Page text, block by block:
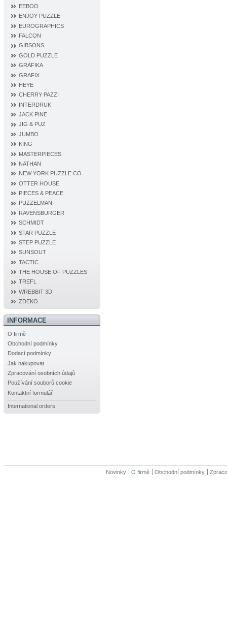
EEBOO
ENJOY PUZZLE
EUROGRAPHICS
FALCON
GIBSONS
GOLD PUZZLE
GRAFIKA
GRAFIX
HEYE
CHERRY PAZZI
INTERDRUK
JACK PINE
JIG & PUZ
JUMBO
KING
MASTERPIECES
NATHAN
NEW YORK PUZZLE CO.
OTTER HOUSE
PIECES & PEACE
PUZZELMAN
RAVENSBURGER
SCHMIDT
STAR PUZZLE
STEP PUZZLE
SUNSOUT
TACTIC
THE HOUSE OF PUZZLES
TREFL
WREBBIT 3D
ZDEKO
INFORMACE
O firmě
Obchodní podmínky
Dodací podmínky
Jak nakupovat
Zpracování osobních údajů
Používání souborů cookie
Kontaktní formulář
International orders
Novinky O firmě Obchodní podmínky